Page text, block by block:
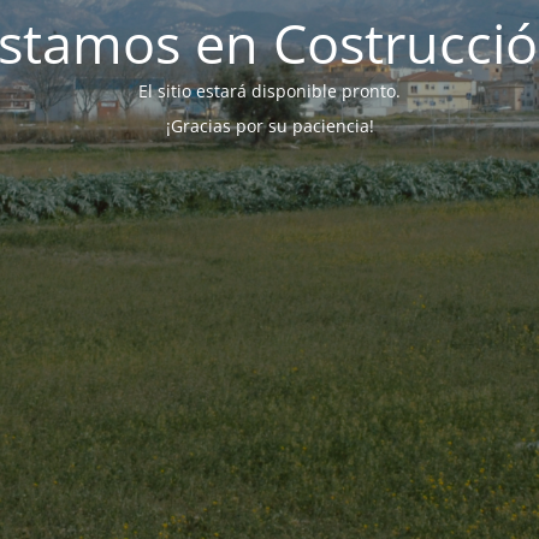
en
El sitio estará disponible pronto.
¡Gracias por su paciencia!